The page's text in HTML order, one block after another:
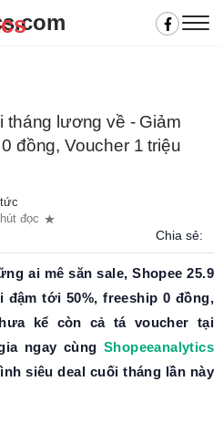
tháng lương về - Giảm
đồng, Voucher 1 triệu
đọc
Chia sẻ:
ai mê săn sale, Shopee 25.9
tới 50%, freeship 0 đồng,
kể còn cả tá voucher tại
ngay cùng Shopeeanalytics
siêu deal cuối tháng lần này